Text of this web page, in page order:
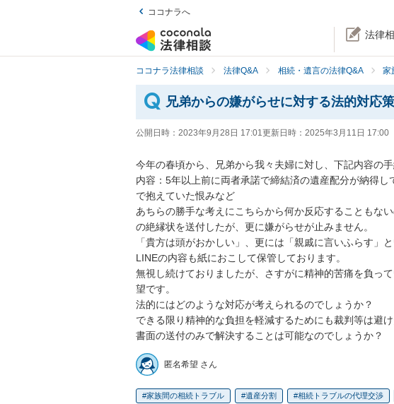
ココナラへ
法律
ココナラ法律相談 法律Q&A 相続・遺言の法律Q&A 家
兄弟からの嫌がらせに対する法的対応
公開日時： 2023年9月28日 17:01更新日時： 2025年3月11日 17:00
今年の春頃から、兄弟から我々夫婦に対し、下記内容の
内容：5年以上前に両者承諾で締結済の遺産配分が納得
で抱えていた恨みなど
あちらの勝手な考えにこちらから何か反応することもな
の絶縁状を送付したが、更に嫌がらせが止みません。
「貴方は頭がおかしい」、更には「親戚に言いふらす」
LINEの内容も紙におこして保管しております。
無視し続けておりましたが、さすがに精神的苦痛を負っ
望です。
法的にはどのような対応が考えられるのでしょうか？
できる限り精神的な負担を軽減するためにも裁判等は避け
書面の送付のみで解決することは可能なのでしょうか？
匿名希望 さん
家族間の相続トラブル 遺産分割 相続トラブルの代理交渉